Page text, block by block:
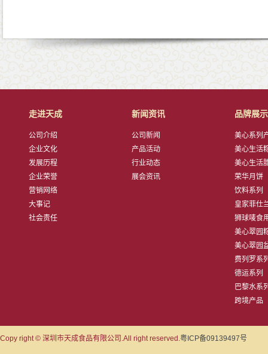
走进天成
公司介绍
企业文化
发展历程
企业荣誉
营销网络
大事记
社会责任
新闻资讯
公司新闻
产品活动
行业动态
展会资讯
品牌展示
美心系列
美心生活
美心生活
荣华月饼
饮料系列
皇家菲仕
狮球唛食
美心翠园
美心翠园
费列罗系
德运系列
巴黎水系
跨境产品
Copy right © 深圳市天成食品有限公司.All right reserved.粤ICP备09139497号